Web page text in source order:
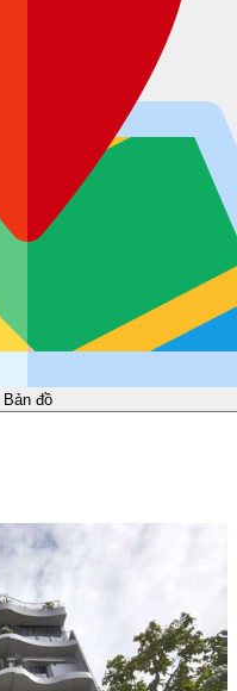
Bản đồ